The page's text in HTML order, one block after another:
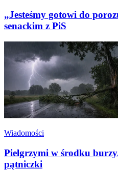
„Jesteśmy gotowi do
senackim z PiS
Wiadomości
Pielgrzymi w środku
pątniczki